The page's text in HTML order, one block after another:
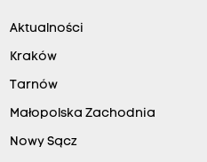
Aktualności
Kraków
Tarnów
Małopolska Zachodnia
Nowy Sącz